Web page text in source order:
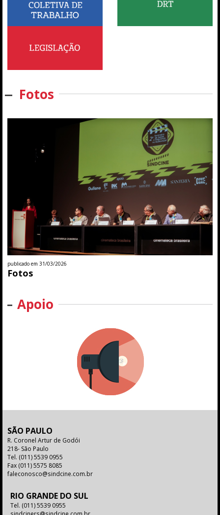
Fotos
publicado em 31/03/2026
Fotos
Apoio
SÃO PAULO
R. Coronel Artur de Godói
218- São Paulo
Tel. (011) 5539 0955
Fax (011) 5575 8085
faleconosco@sindcine.com.br
RIO GRANDE DO SUL
Tel. (011) 5539 0955